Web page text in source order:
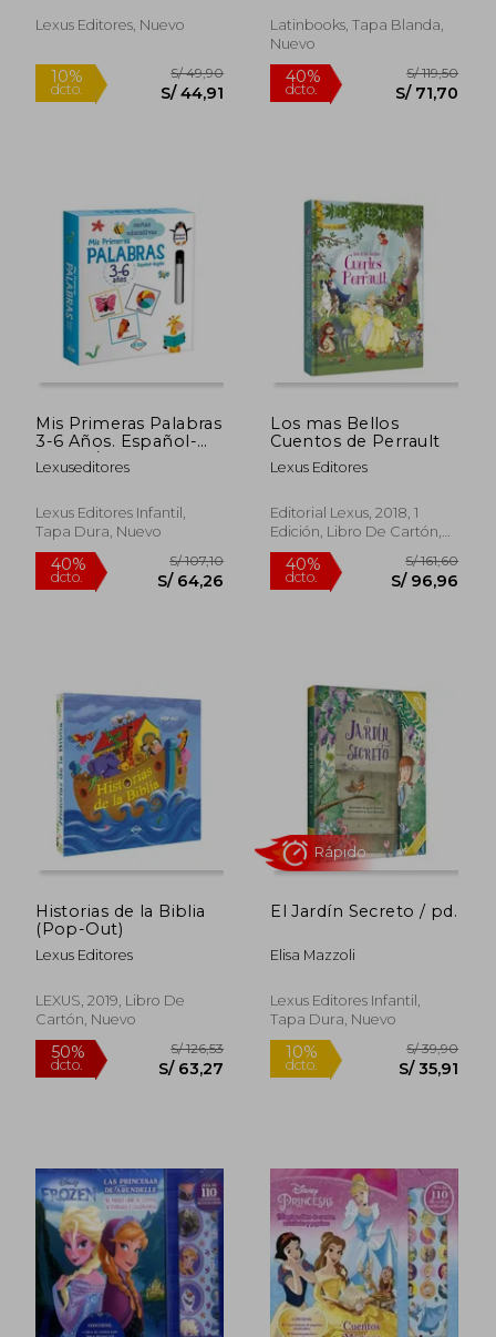
10%
dcto.
S/ 39,90
S/ 35,91
50%
dcto.
Lexus Editores, Nuevo
10%
dcto.
S/ 49,90
S/ 44,91
Rápido
Latinbooks, Tapa Blanda,
Nuevo
40%
dcto. S/
Mis Primeras Palabras
3-6 Años. Español-
Inglés / pd.
Lexuseditores
Lexus Editores Infantil,
Tapa Dura, Nuevo
Los mas Bellos
Cuentos de Perrault
Lexus Editores
Editorial Lexus, 2018, 1
Edición, Libro De Cartón,
Nuevo
Historias de la Biblia
(Pop-Out)
Lexus Editores
LEXUS, 2019, Libro De
Cartón, Nuevo
El Jardín Secreto / pd.
Elisa Mazzoli
Lexus Editores Infantil,
Tapa Dura, Nuevo